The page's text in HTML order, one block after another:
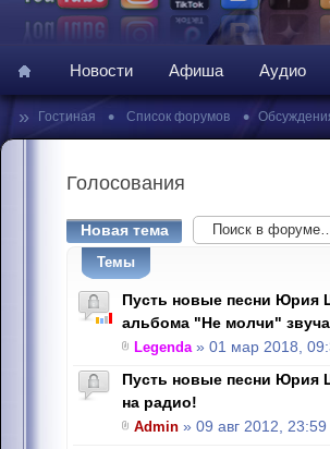
Новости Афиша Аудио
» Гостиная • Список форумов •
Голосования
Новая тема
Темы
Пусть новые песни Юрия
альбома "Не молчи"
Legenda» 01 мар 2018,
Пусть новые песни Юрия
на радио!
Admin » 09 авг 2012, 23:59